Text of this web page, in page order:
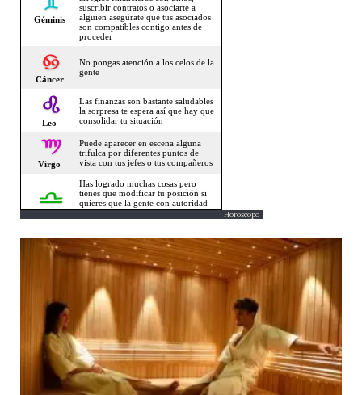
Horoscopo